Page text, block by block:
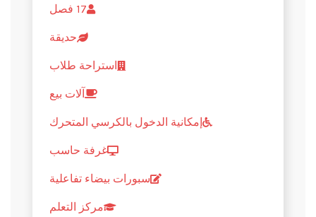
17 فصل
حديقة
استراحة طلاب
آلات بيع
إمكانية الدخول بالكرسي المتحرك
غرفة حاسب
سبورات بيضاء تفاعلية
مركز التعلم